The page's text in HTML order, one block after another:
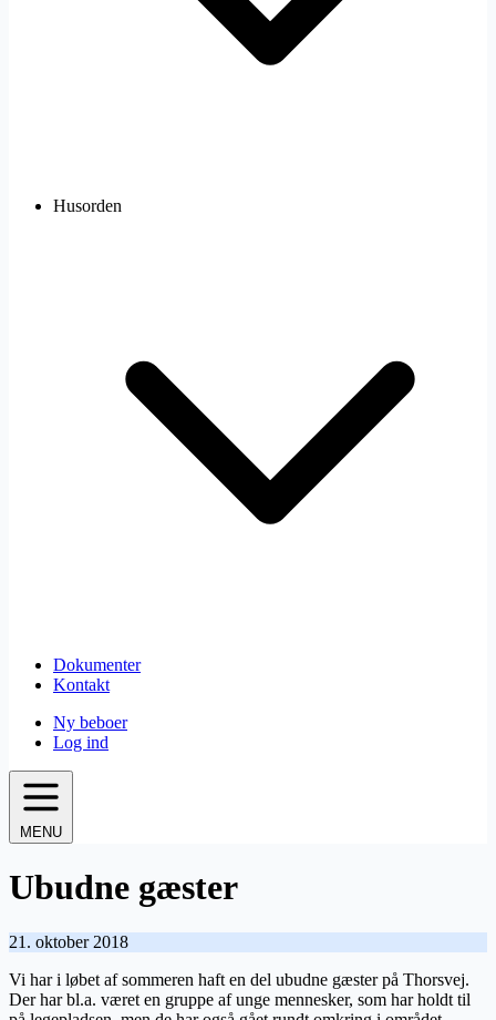
Husorden
Dokumenter
Kontakt
Ny beboer
Log ind
MENU
Ubudne gæster
21. oktober 2018
Vi har i løbet af sommeren haft en del ubudne gæster på Thorsvej.
Der har bl.a. været en gruppe af unge mennesker, som har holdt til